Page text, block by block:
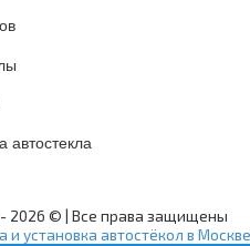
2026 © | Все права защищены
установка автостёкол в Москве